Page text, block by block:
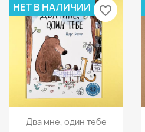
Просмотр
Два мне, один тебе
НЕТ В НАЛИЧИИ favorite_border